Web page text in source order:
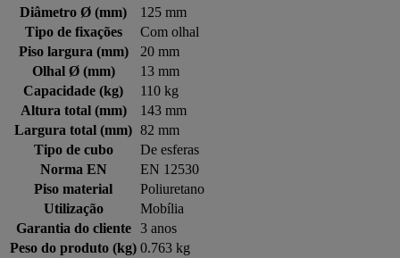
Diâmetro Ø (mm)
125 mm
Tipo de fixações
Com olhal
Piso largura (mm)
20 mm
Olhal Ø (mm)
13 mm
Capacidade (kg)
110 kg
Altura total (mm)
143 mm
Largura total (mm) 82 mm
Tipo de cubo
De esferas
Norma EN
EN 12530
Piso material
Poliuretano
Utilização
Mobília
Garantia do cliente
3 anos
Peso do produto (kg) 0.763 kg